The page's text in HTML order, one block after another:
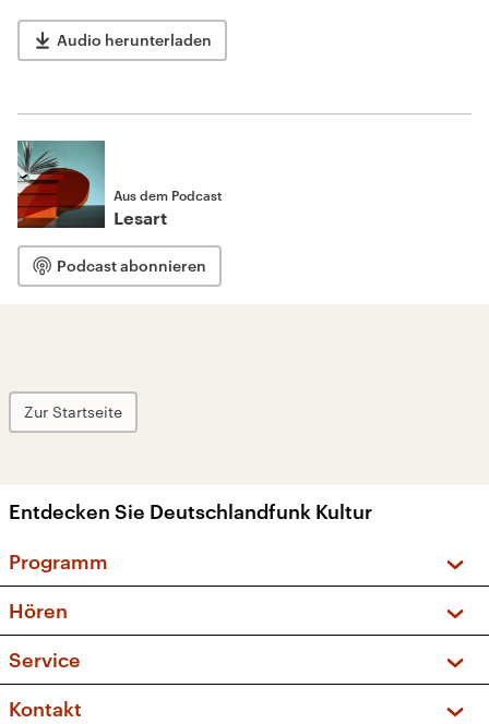
Audio herunterladen
Aus dem Podcast
Lesart
Podcast abonnieren
Zur Startseite
Entdecken Sie Deutschlandfunk Kultur
Programm
Sendungen und Podcasts
Musikliste
Kakadu – Das Kinderprogramm
Hören
Frequenzen (UKW + DAB+)
Service
FAQ
Kontakt